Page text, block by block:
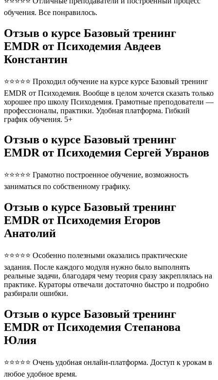
обучения. Все понравилось.
Отзыв о курсе Базовый тренинг
EMDR от Психодемия Авдеев
Константин
⭐⭐⭐⭐⭐ Проходил обучение на курсе курсе Базовый тренинг
EMDR от Психодемия. Вообще в целом хочется сказать только
хорошее про школу Психодемия. Грамотные преподователи —
профессионалы, практики. Удобная платформа. Гибкий
график обучения. 5+
Отзыв о курсе Базовый тренинг
EMDR от Психодемия Сергей Увранов
⭐⭐⭐⭐⭐ Грамотно построенное обучение, возможность
заниматься по собственному графику.
Отзыв о курсе Базовый тренинг
EMDR от Психодемия Егоров
Анатолий
⭐⭐⭐⭐⭐ Особенно полезными оказались практические
задания. После каждого модуля нужно было выполнять
реальные задачи, благодаря чему теория сразу закреплялась на
практике. Кураторы отвечали достаточно быстро и подробно
разбирали ошибки.
Отзыв о курсе Базовый тренинг
EMDR от Психодемия Степанова
Юлия
⭐⭐⭐⭐⭐ Очень удобная онлайн-платформа. Доступ к урокам в
любое удобное время.